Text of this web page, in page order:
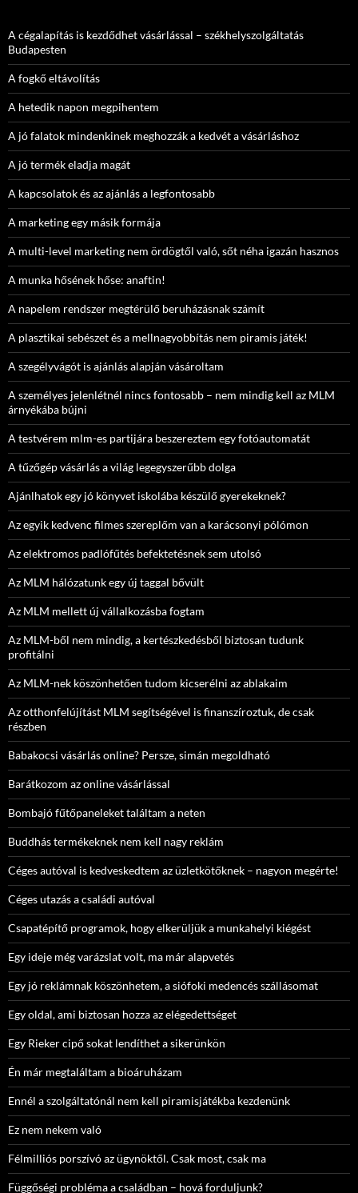
A cégalapítás is kezdődhet vásárlással – székhelyszolgáltatás
Budapesten
A fogkő eltávolítás
A hetedik napon megpihentem
A jó falatok mindenkinek meghozzák a kedvét a vásárláshoz
A jó termék eladja magát
A kapcsolatok és az ajánlás a legfontosabb
A marketing egy másik formája
A multi-level marketing nem ördögtől való, sőt néha igazán hasznos
A munka hősének hőse: anaftin!
A napelem rendszer megtérülő beruházásnak számít
A plasztikai sebészet és a mellnagyobbítás nem piramis játék!
A szegélyvágót is ajánlás alapján vásároltam
A személyes jelenlétnél nincs fontosabb – nem mindig kell az MLM
árnyékába bújni
A testvérem mlm-es partijára beszereztem egy fotóautomatát
A tűzőgép vásárlás a világ legegyszerűbb dolga
Ajánlhatok egy jó könyvet iskolába készülő gyerekeknek?
Az egyik kedvenc filmes szereplőm van a karácsonyi pólómon
Az elektromos padlófűtés befektetésnek sem utolsó
Az MLM hálózatunk egy új taggal bővült
Az MLM mellett új vállalkozásba fogtam
Az MLM-ből nem mindig, a kertészkedésből biztosan tudunk
profitálni
Az MLM-nek köszönhetően tudom kicserélni az ablakaim
Az otthonfelújítást MLM segítségével is finanszíroztuk, de csak
részben
Babakocsi vásárlás online? Persze, simán megoldható
Barátkozom az online vásárlással
Bombajó fűtőpaneleket találtam a neten
Buddhás termékeknek nem kell nagy reklám
Céges autóval is kedveskedtem az üzletkötőknek – nagyon megérte!
Céges utazás a családi autóval
Csapatépítő programok, hogy elkerüljük a munkahelyi kiégést
Egy ideje még varázslat volt, ma már alapvetés
Egy jó reklámnak köszönhetem, a siófoki medencés szállásomat
Egy oldal, ami biztosan hozza az elégedettséget
Egy Rieker cipő sokat lendíthet a sikerünkön
Én már megtaláltam a bioáruházam
Ennél a szolgáltatónál nem kell piramisjátékba kezdenünk
Ez nem nekem való
Félmilliós porszívó az ügynöktől. Csak most, csak ma
Függőségi probléma a családban – hová forduljunk?